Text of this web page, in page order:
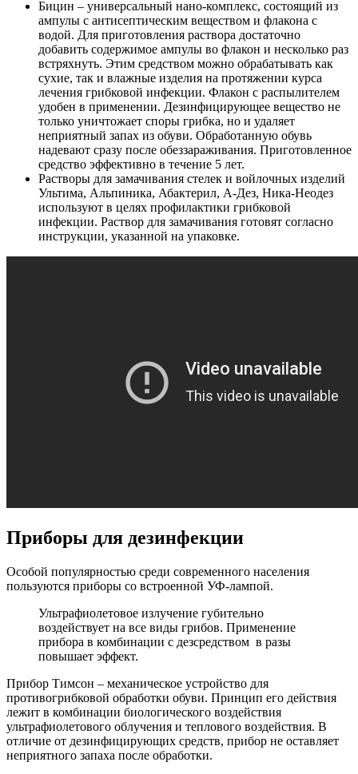
Бицин – универсальный нано-комплекс, состоящий из
ампулы с антисептическим веществом и флакона с
водой. Для приготовления раствора достаточно
добавить содержимое ампулы во флакон и несколько раз
встряхнуть. Этим средством можно обрабатывать как
сухие, так и влажные изделия на протяжении курса
лечения грибковой инфекции. Флакон с распылителем
удобен в применении. Дезинфицирующее вещество не
только уничтожает споры грибка, но и удаляет
неприятный запах из обуви. Обработанную обувь
надевают сразу после обеззараживания. Приготовленное
средство эффективно в течение 5 лет.
Растворы для замачивания стелек и войлочных изделий
Ультима, Альпиника, Абактерил, А-Дез, Ника-Неодез
используют в целях профилактики грибковой
инфекции. Раствор для замачивания готовят согласно
инструкции, указанной на упаковке.
Приборы для дезинфекции
Особой популярностью среди современного населения
пользуются приборы со встроенной УФ-лампой.
Ультрафиолетовое излучение губительно
воздействует на все виды грибов. Применение
прибора в комбинации с дезсредством в разы
повышает эффект.
Прибор Тимсон – механическое устройство для
противогрибковой обработки обуви. Принцип его действия
лежит в комбинации биологического воздействия
ультрафиолетового облучения и теплового воздействия. В
отличие от дезинфицирующих средств, прибор не оставляет
неприятного запаха после обработки.